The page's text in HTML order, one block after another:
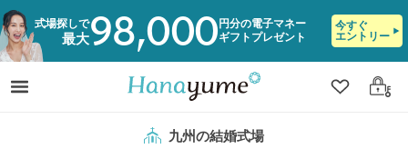
式場探しで
最大98,000 円分の電子マネー
ギフトプレゼント
今すぐ
エントリー
クリップ
ログ
九州の結婚式場